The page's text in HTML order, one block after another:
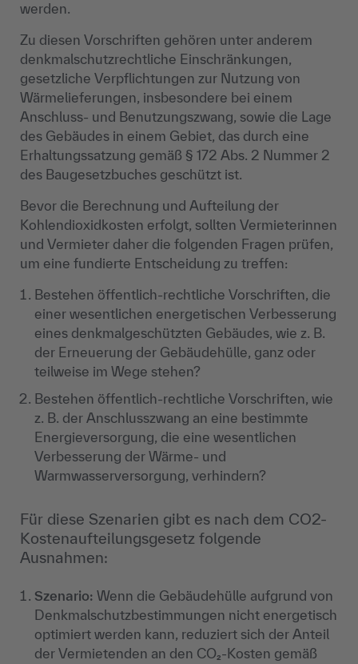
werden.
Zu diesen Vorschriften gehören unter anderem
denkmalschutzrechtliche Einschränkungen,
gesetzliche Verpflichtungen zur Nutzung von
Wärmelieferungen, insbesondere bei einem
Anschluss- und Benutzungszwang, sowie die Lage
des Gebäudes in einem Gebiet, das durch eine
Erhaltungssatzung gemäß § 172 Abs. 2 Nummer 2
des Baugesetzbuches geschützt ist.
Bevor die Berechnung und Aufteilung der
Kohlendioxidkosten erfolgt, sollten Vermieterinnen
und Vermieter daher die folgenden Fragen prüfen,
um eine fundierte Entscheidung zu treffen:
Bestehen öffentlich-rechtliche Vorschriften, die
einer wesentlichen energetischen Verbesserung
eines denkmalgeschützten Gebäudes, wie z. B.
der Erneuerung der Gebäudehülle, ganz oder
teilweise im Wege stehen?
Bestehen öffentlich-rechtliche Vorschriften, wie
z. B. der Anschlusszwang an eine bestimmte
Energieversorgung, die eine wesentlichen
Verbesserung der Wärme- und
Warmwasserversorgung, verhindern?
Für diese Szenarien gibt es nach dem CO2-
Kostenaufteilungsgesetz folgende
Ausnahmen:
Szenario: Wenn die Gebäudehülle aufgrund von
Denkmalschutzbestimmungen nicht energetisch
optimiert werden kann, reduziert sich der Anteil
der Vermietenden an den CO₂-Kosten gemäß